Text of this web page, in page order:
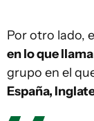
Por otro lado,
en lo que
grupo en el
España,